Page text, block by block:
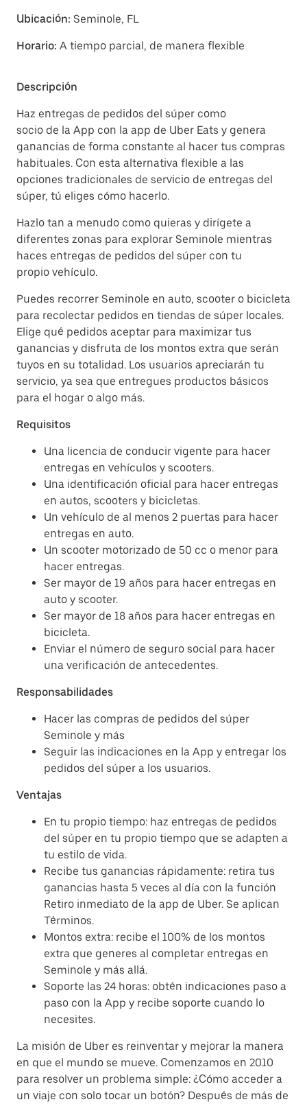
Ubicación: Seminole, FL
Horario: A tiempo parcial, de manera flexible
Descripción
Haz entregas de pedidos del súper como
socio de la App con la app de Uber Eats y genera
ganancias de forma constante al hacer tus compras
habituales. Con esta alternativa flexible a las
opciones tradicionales de servicio de entregas del
súper, tú eliges cómo hacerlo.
Hazlo tan a menudo como quieras y dirígete a
diferentes zonas para explorar Seminole mientras
haces entregas de pedidos del súper con tu
propio vehículo.
Puedes recorrer Seminole en auto, scooter o bicicleta
para recolectar pedidos en tiendas de súper locales.
Elige qué pedidos aceptar para maximizar tus
ganancias y disfruta de los montos extra que serán
tuyos en su totalidad. Los usuarios apreciarán tu
servicio, ya sea que entregues productos básicos
para el hogar o algo más.
Requisitos
Una licencia de conducir vigente para hacer
entregas en vehículos y scooters.
Una identificación oficial para hacer entregas
en autos, scooters y bicicletas.
Un vehículo de al menos 2 puertas para hacer
entregas en auto.
Un scooter motorizado de 50 cc o menor para
hacer entregas.
Ser mayor de 19 años para hacer entregas en
auto y scooter.
Ser mayor de 18 años para hacer entregas en
bicicleta.
Enviar el número de seguro social para hacer
una verificación de antecedentes.
Responsabilidades
Hacer las compras de pedidos del súper
Seminole y más
Seguir las indicaciones en la App y entregar los
pedidos del súper a los usuarios.
Ventajas
En tu propio tiempo: haz entregas de pedidos
del súper en tu propio tiempo que se adapten a
tu estilo de vida.
Recibe tus ganancias rápidamente: retira tus
ganancias hasta 5 veces al día con la función
Retiro inmediato de la app de Uber. Se aplican
Términos.
Montos extra: recibe el 100% de los montos
extra que generes al completar entregas en
Seminole y más allá.
Soporte las 24 horas: obtén indicaciones paso a
paso con la App y recibe soporte cuando lo
necesites.
La misión de Uber es reinventar y mejorar la manera
en que el mundo se mueve. Comenzamos en 2010
para resolver un problema simple: ¿Cómo acceder a
un viaje con solo tocar un botón? Después de más de